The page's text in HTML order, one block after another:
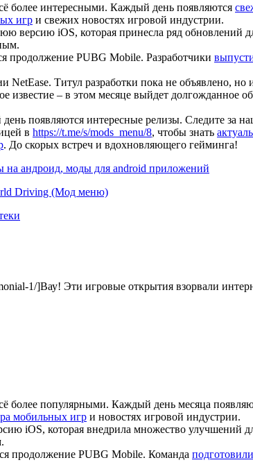
более интересными. Каждый день появляются
игр и свежих новостях игровой индустрии.
версию iOS, которая принесла ряд обновлений
продолжение PUBG Mobile. Разработчики
NetEase. Титул разработки пока не объявлено,
известие – в этом месяце выйдет долгожданное
появляются интересные релизы. Следите за
в https://t.me/s/mods_menu/8, чтобы знать
. До скорых встреч и вдохновляющего гейминга!
андроид, моды для android приложений
Driving (Мод меню)
1/]Вау! Эти игровые открытия взорвали
более популярными. Каждый день месяца
мобильных игр и новостях игровой индустрии.
iOS, которая внедрила множество улучшений
продолжение PUBG Mobile. Команда